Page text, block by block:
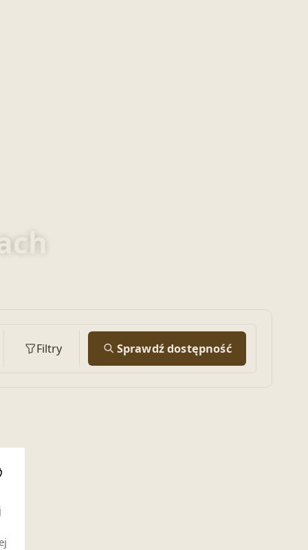
Filtry Sprawdź dostępność